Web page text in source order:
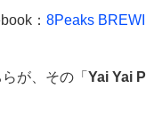
： 8Peaks
が、その「 Yai Yai